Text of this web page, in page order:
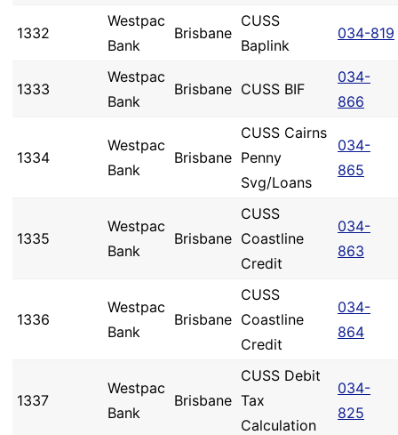
1332
Westpac
Bank
Brisbane
CUSS
Baplink
034-819
1333
Westpac
Bank
Brisbane CUSS BIF
034-
866
1334
Westpac
Bank
Brisbane
CUSS Cairns
Penny
Svg/Loans
034-
865
1335
Westpac
Bank
Brisbane
CUSS
Coastline
Credit
034-
863
1336
Westpac
Bank
Brisbane
CUSS
Coastline
Credit
034-
864
1337
Westpac
Bank
Brisbane
CUSS Debit
Tax
Calculation
034-
825